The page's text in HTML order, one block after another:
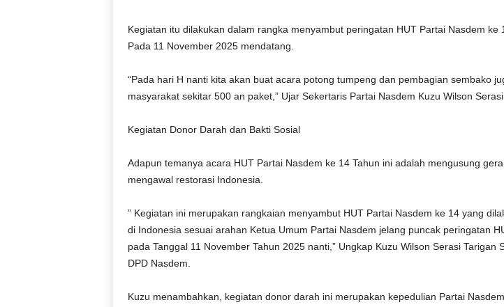
Kegiatan itu dilakukan dalam rangka menyambut peringatan HUT Partai Nasdem ke
Pada 11 November 2025 mendatang.
“Pada hari H nanti kita akan buat acara potong tumpeng dan pembagian sembako
masyarakat sekitar 500 an paket,” Ujar Sekertaris Partai Nasdem Kuzu Wilson Serasi
Kegiatan Donor Darah dan Bakti Sosial
Adapun temanya acara HUT Partai Nasdem ke 14 Tahun ini adalah mengusung
mengawal restorasi Indonesia.
” Kegiatan ini merupakan rangkaian menyambut HUT Partai Nasdem ke 14 yang
di Indonesia sesuai arahan Ketua Umum Partai Nasdem jelang puncak peringatan
pada Tanggal 11 November Tahun 2025 nanti,” Ungkap Kuzu Wilson Serasi Tarigan
DPD Nasdem.
Kuzu menambahkan, kegiatan donor darah ini merupakan kepedulian Partai